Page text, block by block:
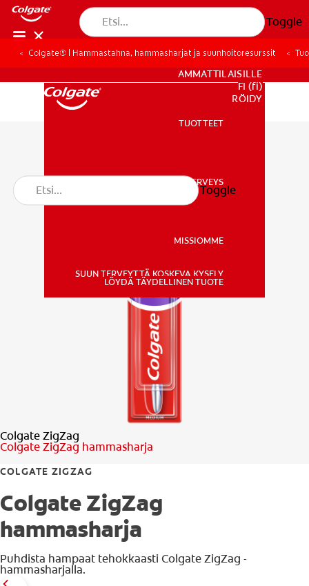
Toggle
SUUN TERVEYS
SUUN TERVEYTTÄ KOSKEVA KYSELY
KULUTTAJILLE
AMMATTILAISILLE
FI (fi)
REKISTERÖIDY
TUOTTEET
SUUN TERVEYS
MISSIOMME
SUUN TERVEYTTÄ KOSKEVA KYSELY
LÖYDÄ TÄYDELLINEN TUOTE
Toggle
Colgate® | Hammastahna, hammasharjat ja suunhoitoresurssit
Colgate ZigZag
Colgate ZigZag hammasharja
COLGATE ZIGZAG
Colgate ZigZag
hammasharja
Puhdista hampaat tehokkaasti Colgate ZigZag -
hammasharjalla.